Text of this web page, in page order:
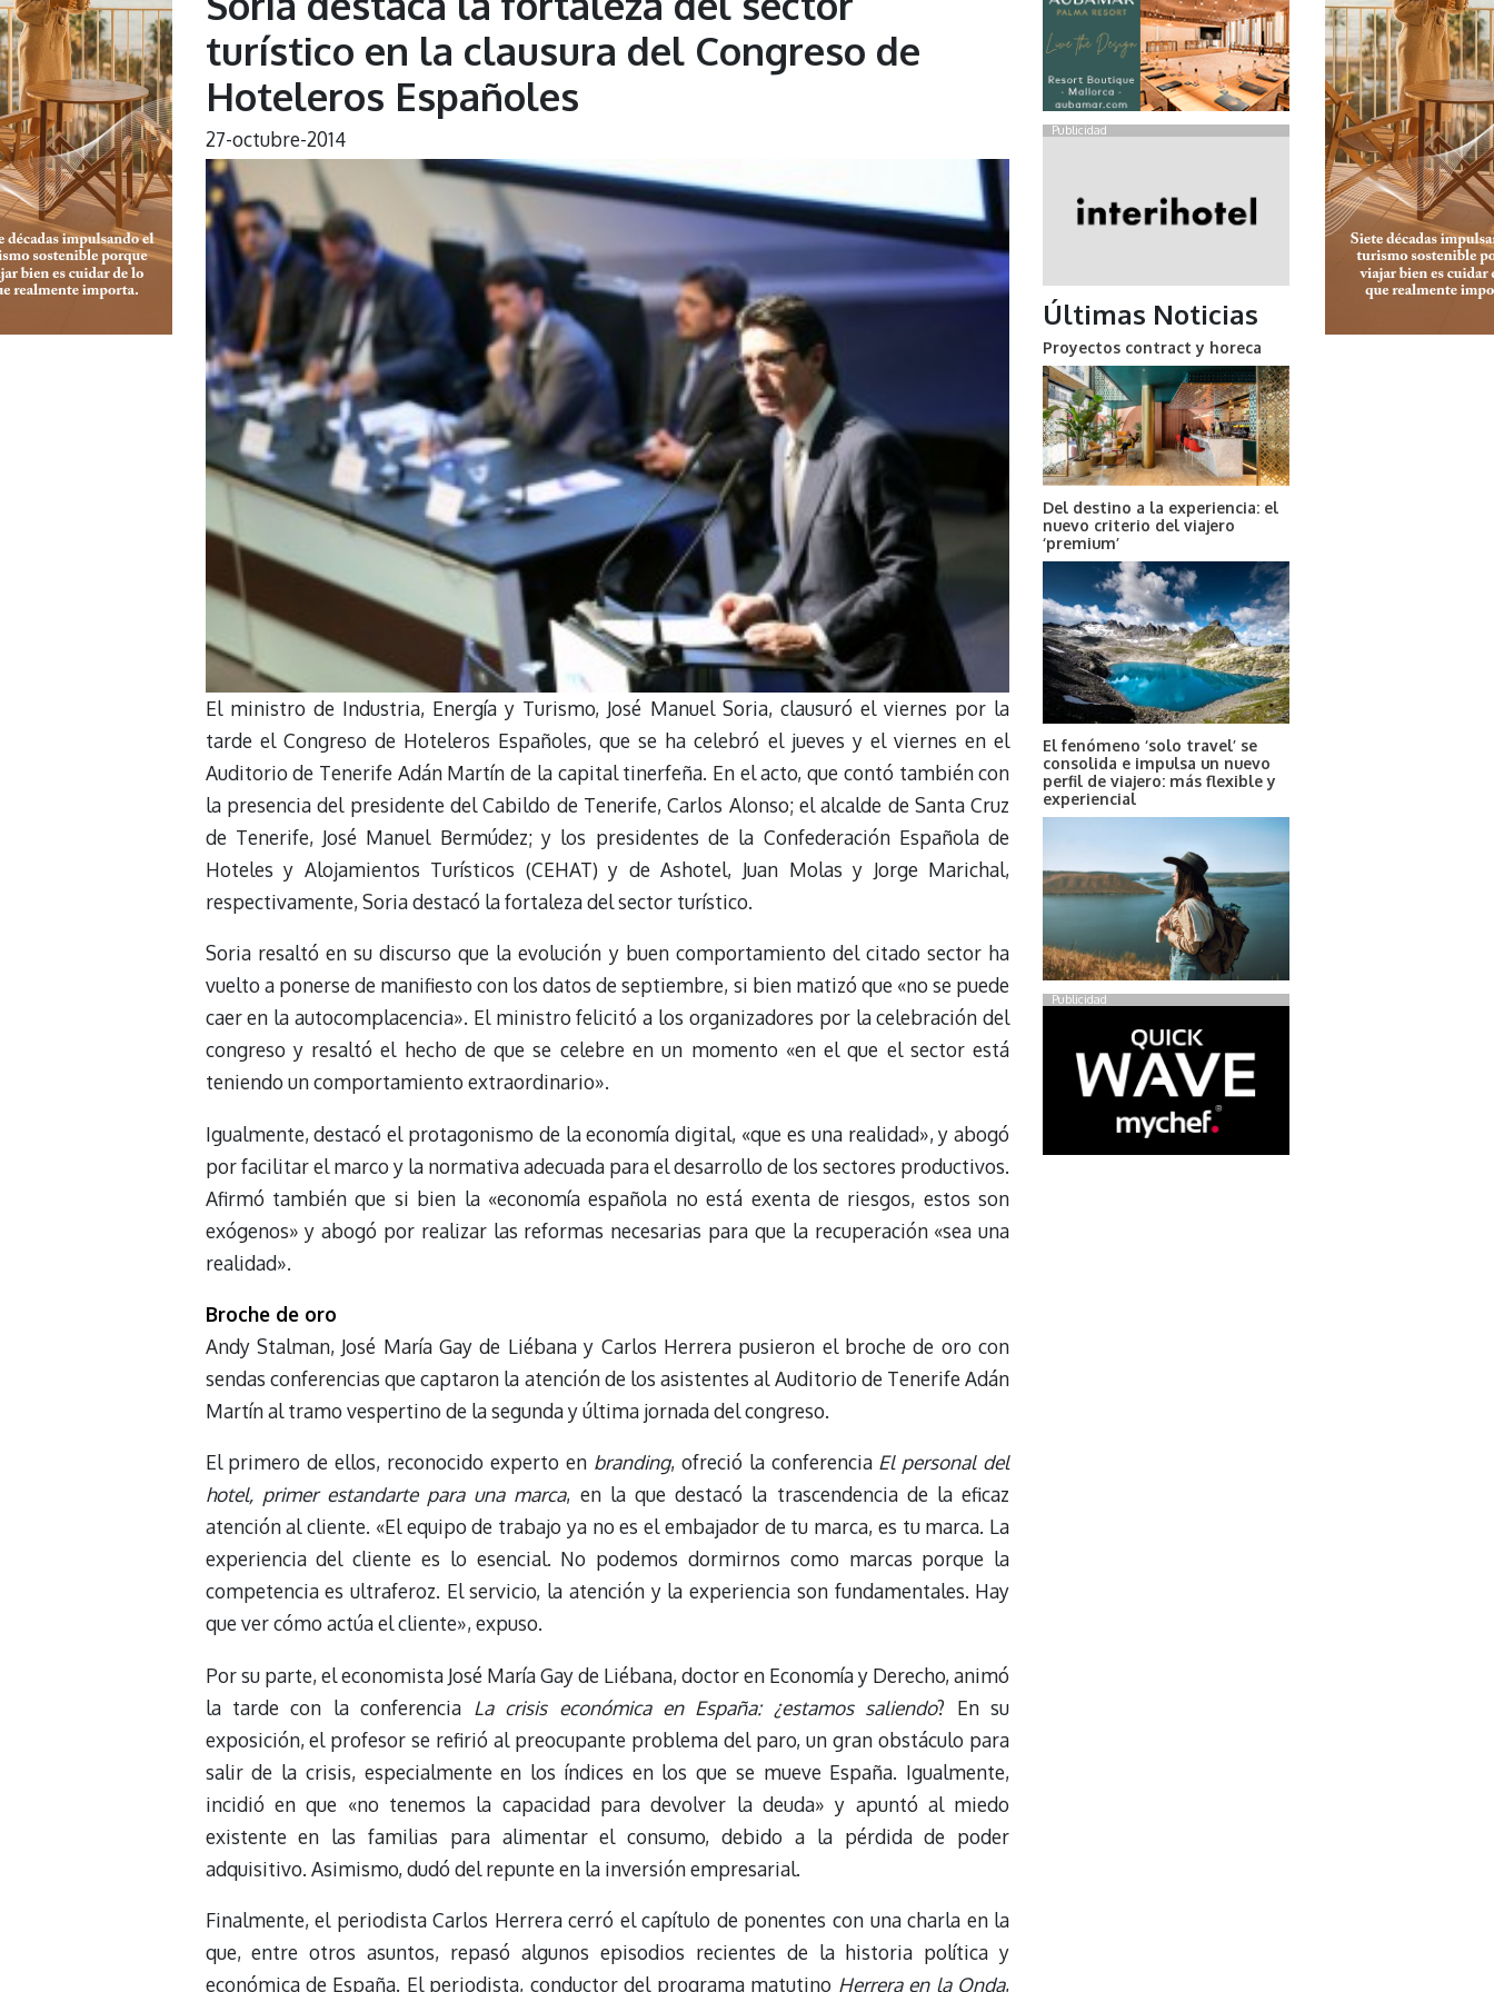
turístico en la clausura del Congreso de
Hoteleros Españoles
27-octubre-2014
El ministro de Industria, Energía y Turismo, José Manuel Soria, clausuró el viernes por la
tarde el Congreso de Hoteleros Españoles, que se ha celebró el jueves y el viernes en el
Auditorio de Tenerife Adán Martín de la capital tinerfeña. En el acto, que contó también con
la presencia del presidente del Cabildo de Tenerife, Carlos Alonso; el alcalde de Santa Cruz
de Tenerife, José Manuel Bermúdez; y los presidentes de la Confederación Española de
Hoteles y Alojamientos Turísticos (CEHAT) y de Ashotel, Juan Molas y Jorge Marichal,
respectivamente, Soria destacó la fortaleza del sector turístico.
Soria resaltó en su discurso que la evolución y buen comportamiento del citado sector ha
vuelto a ponerse de manifiesto con los datos de septiembre, si bien matizó que «no se puede
caer en la autocomplacencia». El ministro felicitó a los organizadores por la celebración del
congreso y resaltó el hecho de que se celebre en un momento «en el que el sector está
teniendo un comportamiento extraordinario».
Igualmente, destacó el protagonismo de la economía digital, «que es una realidad», y abogó
por facilitar el marco y la normativa adecuada para el desarrollo de los sectores productivos.
Afirmó también que si bien la «economía española no está exenta de riesgos, estos son
exógenos» y abogó por realizar las reformas necesarias para que la recuperación «sea una
realidad».
Broche de oro
Andy Stalman, José María Gay de Liébana y Carlos Herrera pusieron el broche de oro con
sendas conferencias que captaron la atención de los asistentes al Auditorio de Tenerife Adán
Martín al tramo vespertino de la segunda y última jornada del congreso.
El primero de ellos, reconocido experto en branding, ofreció la conferencia El personal del
hotel, primer estandarte para una marca, en la que destacó la trascendencia de la eficaz
atención al cliente. «El equipo de trabajo ya no es el embajador de tu marca, es tu marca. La
experiencia del cliente es lo esencial. No podemos dormirnos como marcas porque la
competencia es ultraferoz. El servicio, la atención y la experiencia son fundamentales. Hay
que ver cómo actúa el cliente», expuso.
Por su parte, el economista José María Gay de Liébana, doctor en Economía y Derecho, animó
la tarde con la conferencia La crisis económica en España: ¿estamos saliendo? En su
exposición, el profesor se refirió al preocupante problema del paro, un gran obstáculo para
salir de la crisis, especialmente en los índices en los que se mueve España. Igualmente,
incidió en que «no tenemos la capacidad para devolver la deuda» y apuntó al miedo
existente en las familias para alimentar el consumo, debido a la pérdida de poder
adquisitivo. Asimismo, dudó del repunte en la inversión empresarial.
Finalmente, el periodista Carlos Herrera cerró el capítulo de ponentes con una charla en la
que, entre otros asuntos, repasó algunos episodios recientes de la historia política y
económica de España. El periodista, conductor del programa matutino Herrera en la Onda,
Publicidad
Últimas Noticias
Proyectos contract y horeca
Del destino a la experiencia: el
nuevo criterio del viajero
‘premium’
El fenómeno ‘solo travel’ se
consolida e impulsa un nuevo
perfil de viajero: más flexible y
experiencial
Publicidad